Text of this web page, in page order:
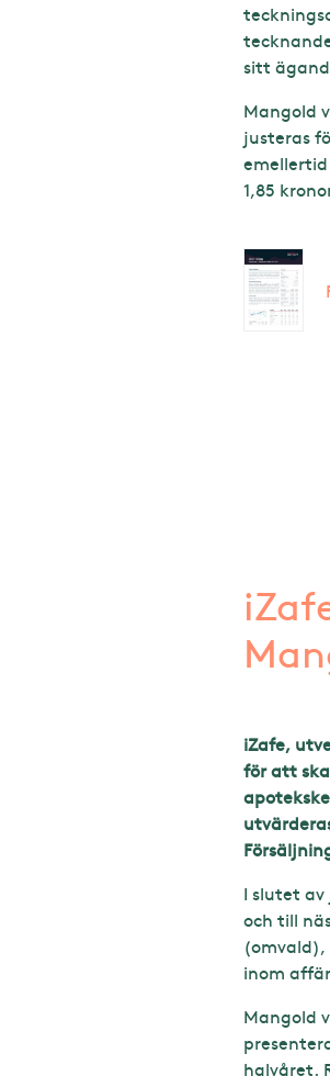
sitt
Mangold
justeras
emellertid
1,85
iZafe,
för att
I slutet
och till
(omvald),
inom
Mangold
halvåret.